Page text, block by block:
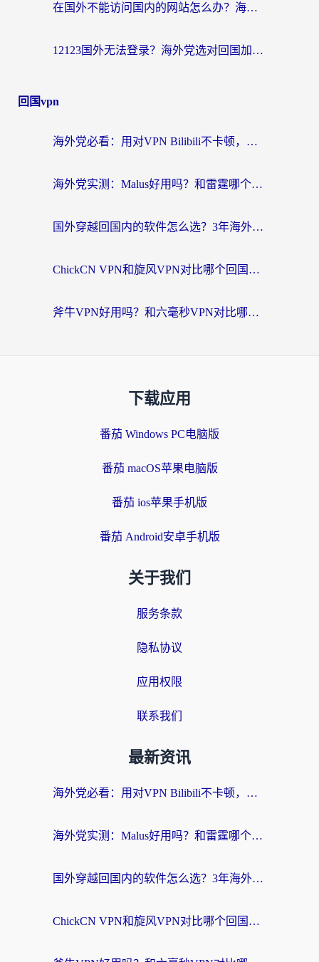
在国外不能访问国内的网站怎么办？海外党必看的无缝回国上网指南
12123国外无法登录？海外党选对回国加速器，轻松解决国内资源访问难题
回国vpn
海外党必看：用对VPN Bilibili不卡顿，英国玩国内游戏也丝滑——2026回国加速器选择指南
海外党实测：Malus好用吗？和雷霆哪个好？+ 3款热门加速器深度对比
国外穿越回国内的软件怎么选？3年海外党亲测实用指南，告别地域限制
ChickCN VPN和旋风VPN对比哪个回国效果更好？海外党实测回国内网神器指南
斧牛VPN好用吗？和六毫秒VPN对比哪个回国效果更好？海外党亲测实用指南
下载应用
番茄 Windows PC电脑版
番茄 macOS苹果电脑版
番茄 ios苹果手机版
番茄 Android安卓手机版
关于我们
服务条款
隐私协议
应用权限
联系我们
最新资讯
海外党必看：用对VPN Bilibili不卡顿，英国玩国内游戏也丝滑——2026回国加速器选择指南
海外党实测：Malus好用吗？和雷霆哪个好？+ 3款热门加速器深度对比
国外穿越回国内的软件怎么选？3年海外党亲测实用指南，告别地域限制
ChickCN VPN和旋风VPN对比哪个回国效果更好？海外党实测回国内网神器指南